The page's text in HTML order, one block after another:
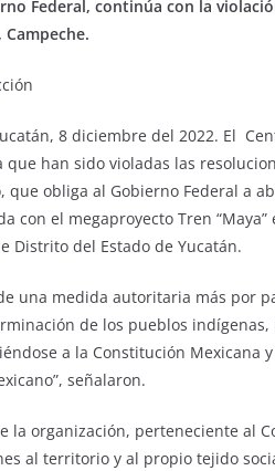
Federal, continúa con la
Campeche.
8 diciembre del 2022. El
que han sido violadas las
que obliga al Gobierno Federal a
con el megaproyecto Tren
Distrito del Estado de Yucatán.
una medida autoritaria más por
de los pueblos
a la Constitución Mexicana
señalaron.
la organización, perteneciente al
al territorio y al propio tejido